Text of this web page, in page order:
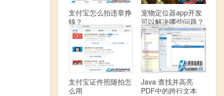
支付宝怎么拍违章挣
钱？
宠物定位器app开发
可以解决哪些问题？
支付宝证件照随拍怎
么用
Java 查找并高亮
PDF中的跨行文本